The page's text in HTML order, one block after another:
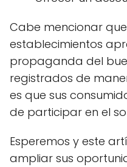
Cabe mencionar
establecimientos
propaganda del
registrados de
es que sus
de participar en el
Esperemos y este
ampliar sus